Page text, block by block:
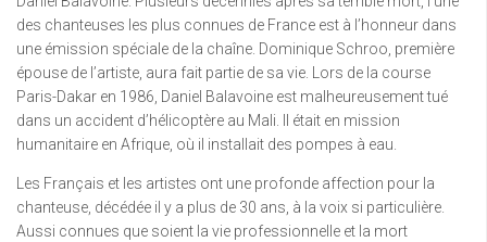
des chanteuses les plus connues de France est à l’honneur dans
une émission spéciale de la chaîne. Dominique Schroo, première
épouse de l’artiste, aura fait partie de sa vie. Lors de la course
Paris-Dakar en 1986, Daniel Balavoine est malheureusement tué
dans un accident d’hélicoptère au Mali. Il était en mission
humanitaire en Afrique, où il installait des pompes à eau.
Les Français et les artistes ont une profonde affection pour la
chanteuse, décédée il y a plus de 30 ans, à la voix si particulière.
Aussi connues que soient la vie professionnelle et la mort